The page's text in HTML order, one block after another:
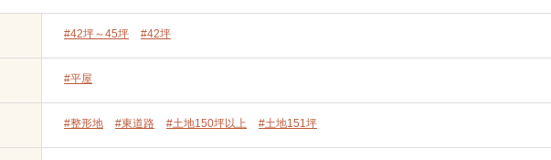
#42坪～45坪 #42坪
#平屋
#整形地 #東道路 #土地150坪以上 #土地151坪